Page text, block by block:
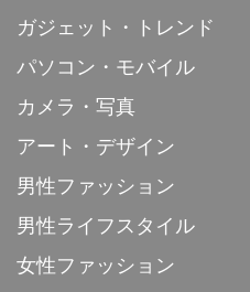
ガジェット・トレンド
パソコン・モバイル
カメラ・写真
アート・デザイン
男性ファッション
男性ライフスタイル
女性ファッション